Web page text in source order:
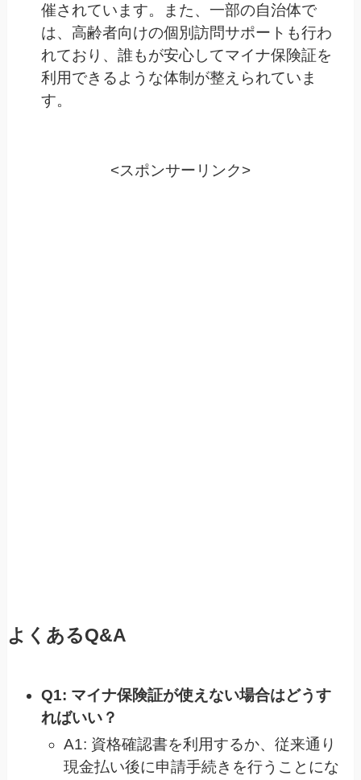
催されています。また、一部の自治体で
は、高齢者向けの個別訪問サポートも行わ
れており、誰もが安心してマイナ保険証を
利用できるような体制が整えられていま
す。
<スポンサーリンク>
よくあるQ&A
Q1: マイナ保険証が使えない場合はどうす
ればいい？
A1: 資格確認書を利用するか、従来通り
現金払い後に申請手続きを行うことにな